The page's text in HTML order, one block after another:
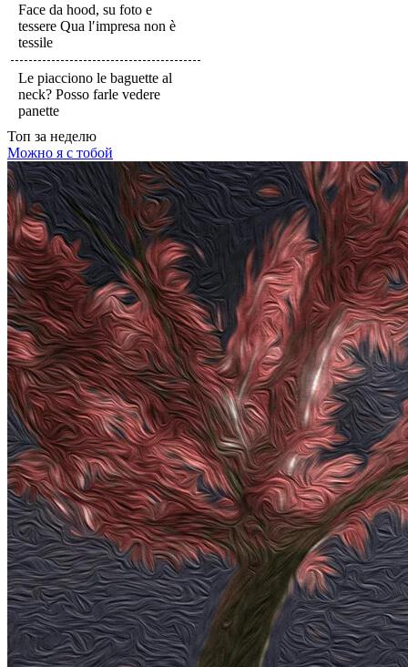
Face da hood, su foto e
tessere Qua l′impresa non è
tessile
Le piacciono le baguette al
neck? Posso farle vedere
panette
Топ за неделю
Можно я с тобой